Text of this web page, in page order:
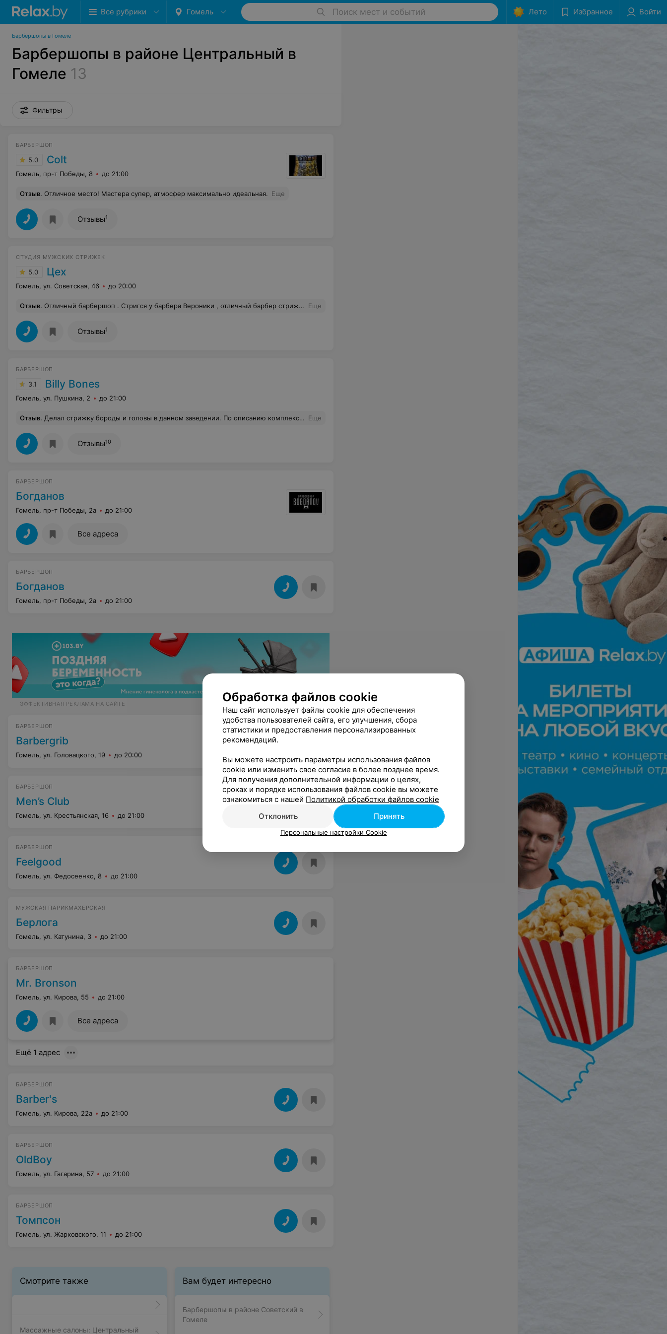
Все рубрики Гомель Поиск мест и событий Лето Избранное Войти
Барбершопы в Гомеле
Барбершопы в районе Центральный в
Гомеле 13
Фильтры
БАРБЕРШОП
5.0 Colt
Гомель, пр-т Победы, 8 до 21:00
Отзыв. Отличное место! Мастера супер, атмосфер максимально идеальная. Еще
Отзывы1
СТУДИЯ МУЖСКИХ СТРИЖЕК
5.0 Цех
Гомель, ул. Советская, 46 до 20:00
Отзыв. Отличный барбершоп . Стригся у барбера Вероники , отличный барбер стрижет быстро и очень качественно учитывая все пожелания . Очень понравилось как меня постригла. Еще
Отзывы1
БАРБЕРШОП
3.1 Billy Bones
Гомель, ул. Пушкина, 2 до 21:00
Отзыв. Делал стрижку бороды и головы в данном заведении. По описанию комплекс включал в себя очень много позиций, по факту половина из них только была сделана - мастеру постоянно приходилось указывать на то, что необходимо сделать. Такое ощущение, что он просто выжидал пока пройдёт время, чтобы отпустить клиента. В результате качество стрижки так себе, а сервис тянет на обычную парикмахерскую, но никак не на барбершоп. Я был во многих барберах и есть с чем сравнить! Проблема скорее всего в мастере, я к сожалению, не запомнил как его звали. Еще
Отзывы10
БАРБЕРШОП
Богданов
Гомель, пр-т Победы, 2а до 21:00
Все адреса
БАРБЕРШОП
Богданов
Гомель, пр-т Победы, 2а до 21:00
ЭФФЕКТИВНАЯ РЕКЛАМА НА САЙТЕ
БАРБЕРШОП
Barbergrib
Гомель, ул. Головацкого, 19 до 20:00
БАРБЕРШОП
Men’s Club
Гомель, ул. Крестьянская, 16 до 21:00
БАРБЕРШОП
Feelgood
Гомель, ул. Федосеенко, 8 до 21:00
МУЖСКАЯ ПАРИКМАХЕРСКАЯ
Берлога
Гомель, ул. Катунина, 3 до 21:00
БАРБЕРШОП
Mr. Bronson
Гомель, ул. Кирова, 55 до 21:00
Все адреса
Ещё 1 адрес
БАРБЕРШОП
Barber's
Гомель, ул. Кирова, 22а до 21:00
БАРБЕРШОП
OldBoy
Гомель, ул. Гагарина, 57 до 21:00
БАРБЕРШОП
Томпсон
Гомель, ул. Жарковского, 11 до 21:00
Смотрите также
Массажные салоны: Центральный
Вам будет интересно
Барбершопы в районе Советский в
Гомеле
Обработка файлов cookie
Наш сайт использует файлы cookie для обеспечения
удобства пользователей сайта, его улучшения, сбора
статистики и предоставления персонализированных
рекомендаций.
Вы можете настроить параметры использования файлов
cookie или изменить свое согласие в более позднее время.
Для получения дополнительной информации о целях,
сроках и порядке использования файлов cookie вы можете
ознакомиться с нашей Политикой обработки файлов cookie
Отклонить
Принять
Персональные настройки Cookie